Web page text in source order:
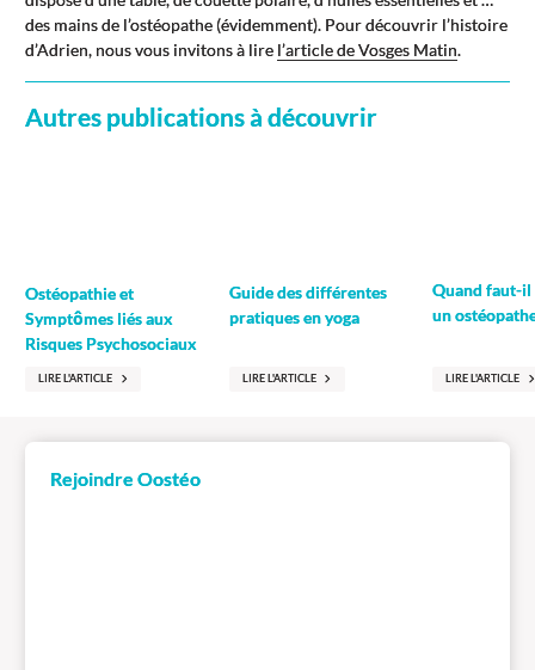
des mains de l’ostéopathe (évidemment). Pour découvrir l’histoire
d’Adrien, nous vous invitons à lire l’article de Vosges Matin.
Autres publications à découvrir
Ostéopathie et
Symptômes liés aux
Risques Psychosociaux
LIRE L'ARTICLE
Guide des différentes
pratiques en yoga
LIRE L'ARTICLE
Quand faut-
un
LIRE L'ARTICLE
Rejoindre Oostéo